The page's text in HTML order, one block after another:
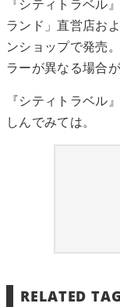
『シティトラベル
ランド」直営店お
ンショップで発売
ラーが異なる場合が
『シティトラベル
しんでみては。
RELATED